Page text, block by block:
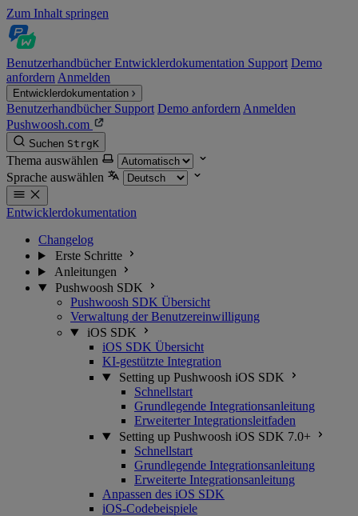
Zum Inhalt springen
BenutzerhandbücherEntwicklerdokumentation Support Demo
anfordern Anmelden
Entwicklerdokumentation
Benutzerhandbücher Support Demo anfordern Anmelden
Pushwoosh.com
Suchen StrgK
Thema auswählen
Sprache auswählen
Entwicklerdokumentation
Changelog
Erste Schritte
Anleitungen
Pushwoosh SDK
Pushwoosh SDK Übersicht
Verwaltung der Benutzereinwilligung
iOS SDK
iOS SDK Übersicht
KI-gestützte Integration
Setting up Pushwoosh iOS SDK
Schnellstart
Grundlegende Integrationsanleitung
Erweiterter Integrationsleitfaden
Setting up Pushwoosh iOS SDK 7.0+
Schnellstart
Grundlegende Integrationsanleitung
Erweiterte Integrationsanleitung
Anpassen des iOS SDK
iOS-Codebeispiele